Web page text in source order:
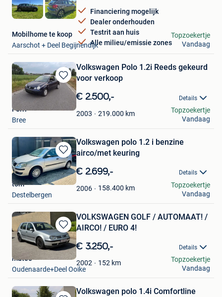
Financiering mogelijk
Dealer onderhouden
Testrit aan huis
Alle milieu/emissie zones
Mobilhome te koop
Aarschot + Deel Begijnendijk
Topzoekertje
Vandaag
Bewaren
in
Favorieten
Volkswagen Polo 1.2i Reeds gekeurd
voor verkoop
€ 2.500,- Details
2003 219.000 km
Ferri
Bree
Topzoekertje
Vandaag
Bewaren
in
Mijn
Favorieten
Volkswagen polo 1.2 i benzine
airco/met keuring
€ 2.699,- Details
2006 158.400 km
tom
Destelbergen
Topzoekertje
Vandaag
Bewaren
in
Mijn
Favorieten
VOLKSWAGEN GOLF / AUTOMAAT! /
AIRCO! / EURO 4!
€ 3.250,- Details
2002 152 km
mateo
Oudenaarde+Deel Ooike
Topzoekertje
Vandaag
Volkswagen polo 1.4i Comfortline